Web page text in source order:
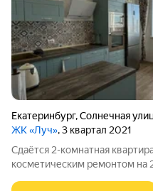
Екатеринбург,Солнечная
ЖК «Луч», 3 квартал 2021
Сдаётся 2-комнатная
косметическим ремонтом на